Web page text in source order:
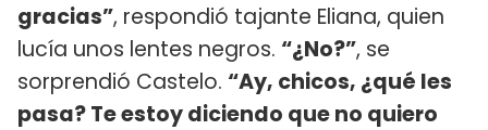
gracias”, respondió tajante Eliana, quien
lucía unos lentes negros. “¿No?”, se
sorprendió Castelo. “Ay, chicos, ¿qué les
pasa? Te estoy diciendo que no quiero